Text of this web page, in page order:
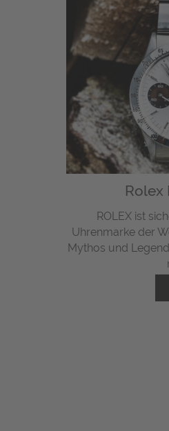
Rolex
ROLEX ist
Uhrenmarke der
Mythos und